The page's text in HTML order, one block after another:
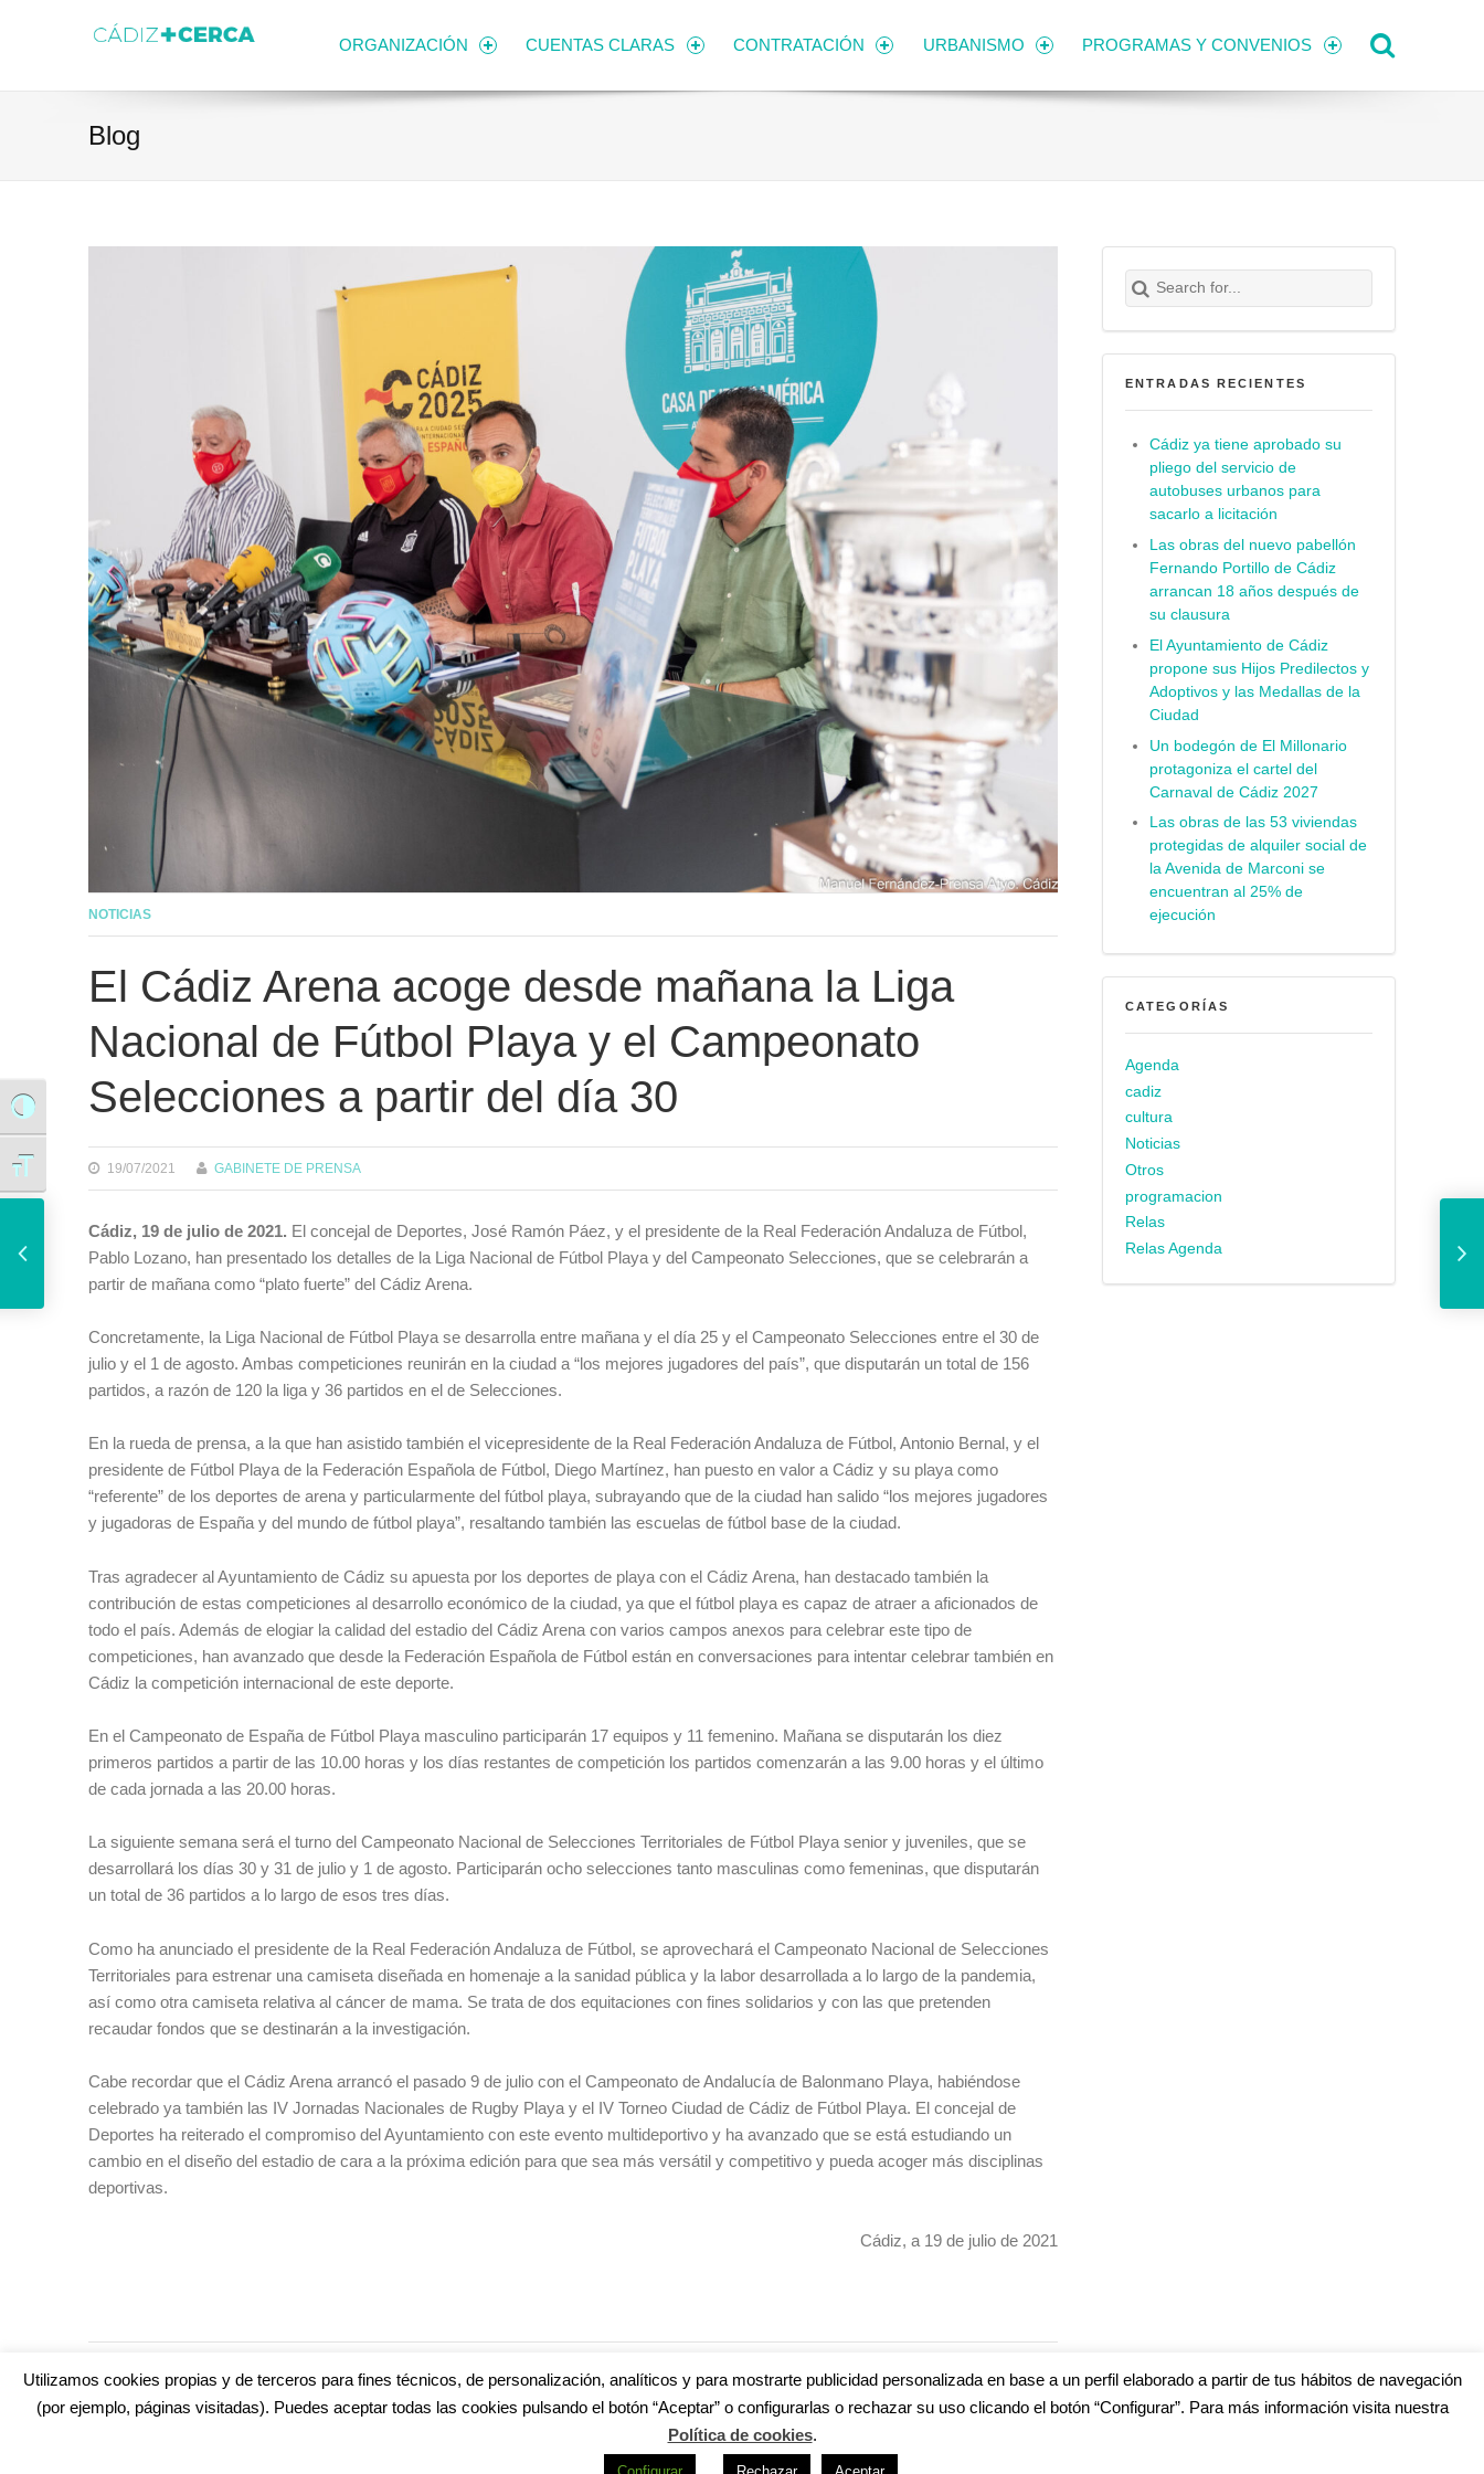
Alternar alto contraste
Alternar tamaño de letra
ORGANIZACIÓN CUENTAS CLARAS CONTRATACIÓN URBANISMO PROGRAMAS Y CONVENIOS
Blog
NOTICIAS
El Cádiz Arena acoge desde mañana la Liga
Nacional de Fútbol Playa y el Campeonato
Selecciones a partir del día 30
19/07/2021 GABINETE DE PRENSA
Cádiz, 19 de julio de 2021. El concejal de Deportes, José Ramón Páez, y el presidente de la Real Federación Andaluza de Fútbol,
Pablo Lozano, han presentado los detalles de la Liga Nacional de Fútbol Playa y del Campeonato Selecciones, que se celebrarán a
partir de mañana como “plato fuerte” del Cádiz Arena.
Concretamente, la Liga Nacional de Fútbol Playa se desarrolla entre mañana y el día 25 y el Campeonato Selecciones entre el 30 de
julio y el 1 de agosto. Ambas competiciones reunirán en la ciudad a “los mejores jugadores del país”, que disputarán un total de 156
partidos, a razón de 120 la liga y 36 partidos en el de Selecciones.
En la rueda de prensa, a la que han asistido también el vicepresidente de la Real Federación Andaluza de Fútbol, Antonio Bernal, y el
presidente de Fútbol Playa de la Federación Española de Fútbol, Diego Martínez, han puesto en valor a Cádiz y su playa como
“referente” de los deportes de arena y particularmente del fútbol playa, subrayando que de la ciudad han salido “los mejores jugadores
y jugadoras de España y del mundo de fútbol playa”, resaltando también las escuelas de fútbol base de la ciudad.
Tras agradecer al Ayuntamiento de Cádiz su apuesta por los deportes de playa con el Cádiz Arena, han destacado también la
contribución de estas competiciones al desarrollo económico de la ciudad, ya que el fútbol playa es capaz de atraer a aficionados de
todo el país. Además de elogiar la calidad del estadio del Cádiz Arena con varios campos anexos para celebrar este tipo de
competiciones, han avanzado que desde la Federación Española de Fútbol están en conversaciones para intentar celebrar también en
Cádiz la competición internacional de este deporte.
En el Campeonato de España de Fútbol Playa masculino participarán 17 equipos y 11 femenino. Mañana se disputarán los diez
primeros partidos a partir de las 10.00 horas y los días restantes de competición los partidos comenzarán a las 9.00 horas y el último
de cada jornada a las 20.00 horas.
La siguiente semana será el turno del Campeonato Nacional de Selecciones Territoriales de Fútbol Playa senior y juveniles, que se
desarrollará los días 30 y 31 de julio y 1 de agosto. Participarán ocho selecciones tanto masculinas como femeninas, que disputarán
un total de 36 partidos a lo largo de esos tres días.
Como ha anunciado el presidente de la Real Federación Andaluza de Fútbol, se aprovechará el Campeonato Nacional de Selecciones
Territoriales para estrenar una camiseta diseñada en homenaje a la sanidad pública y la labor desarrollada a lo largo de la pandemia,
así como otra camiseta relativa al cáncer de mama. Se trata de dos equitaciones con fines solidarios y con las que pretenden
recaudar fondos que se destinarán a la investigación.
Cabe recordar que el Cádiz Arena arrancó el pasado 9 de julio con el Campeonato de Andalucía de Balonmano Playa, habiéndose
celebrado ya también las IV Jornadas Nacionales de Rugby Playa y el IV Torneo Ciudad de Cádiz de Fútbol Playa. El concejal de
Deportes ha reiterado el compromiso del Ayuntamiento con este evento multideportivo y ha avanzado que se está estudiando un
cambio en el diseño del estadio de cara a la próxima edición para que sea más versátil y competitivo y pueda acoger más disciplinas
deportivas.
Cádiz, a 19 de julio de 2021
Search for:
Buscar
ENTRADAS RECIENTES
Cádiz ya tiene aprobado su
pliego del servicio de
autobuses urbanos para
sacarlo a licitación
Las obras del nuevo pabellón
Fernando Portillo de Cádiz
arrancan 18 años después de
su clausura
El Ayuntamiento de Cádiz
propone sus Hijos Predilectos y
Adoptivos y las Medallas de la
Ciudad
Un bodegón de El Millonario
protagoniza el cartel del
Carnaval de Cádiz 2027
Las obras de las 53 viviendas
protegidas de alquiler social de
la Avenida de Marconi se
encuentran al 25% de
ejecución
CATEGORÍAS
Agenda
cadiz
cultura
Noticias
Otros
programacion
Relas
Relas Agenda
Utilizamos cookies propias y de terceros para fines técnicos, de personalización, analíticos y para mostrarte publicidad personalizada en base a un perfil elaborado a partir de tus hábitos de navegación
(por ejemplo, páginas visitadas). Puedes aceptar todas las cookies pulsando el botón “Aceptar” o configurarlas o rechazar su uso clicando el botón “Configurar”. Para más información visita nuestra
Política de cookies.